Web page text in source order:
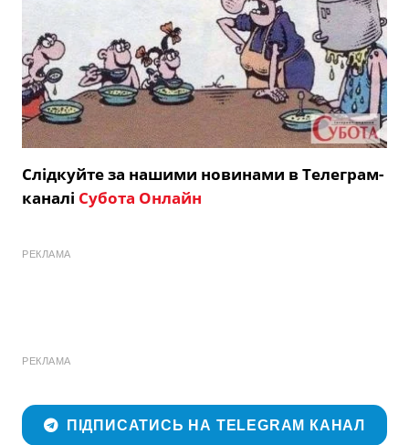
Слідкуйте за нашими новинами в Телеграм-
каналі Субота Онлайн
РЕКЛАМА
РЕКЛАМА
ПІДПИСАТИСЬ НА TELEGRAM КАНАЛ